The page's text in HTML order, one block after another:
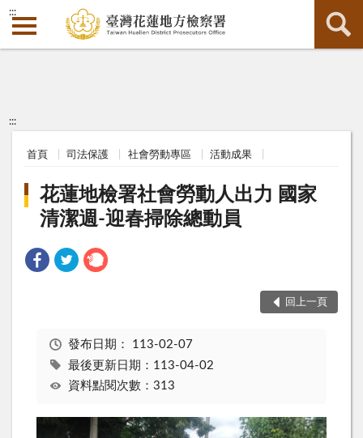
:::
:::
首頁 司法保護 社會勞動專區 活動成果
花蓮地檢署社會勞動人出力 國家
清潔週-迎春掃除總動員
回上一頁
發布日期： 113-02-07
最後更新日期：113-04-02
資料點閱次數：313